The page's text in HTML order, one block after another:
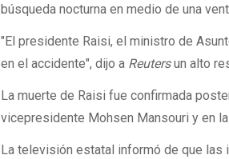
búsqueda nocturna en medio de una
"El presidente Raisi, el ministro de
en el accidente", dijo a Reutersun alto
La muerte de Raisi fue confirmada
vicepresidente Mohsen Mansouri y en
La televisión estatal informó de que las